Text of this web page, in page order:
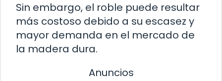
Sin embargo, el roble puede resultar
más costoso debido a su escasez y
mayor demanda en el mercado de
la madera dura.
Anuncios